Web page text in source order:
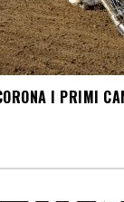
I PRIMI